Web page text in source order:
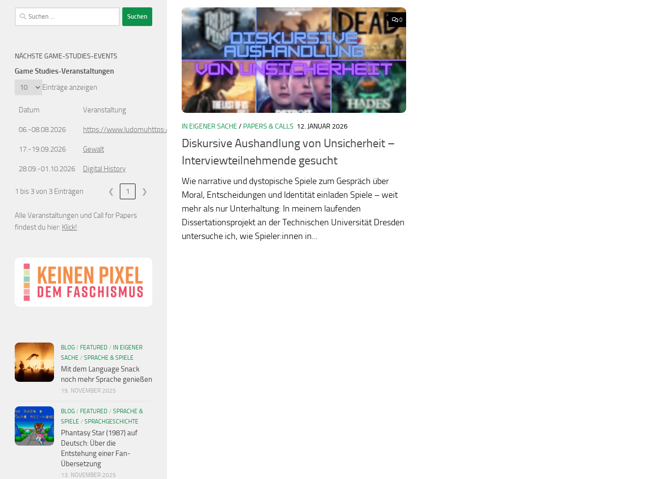
0
IN EIGENER SACHE / PAPERS & CALLS 12. JANUAR 2026
Diskursive Aushandlung von Unsicherheit –
Interviewteilnehmende gesucht
Wie narrative und dystopische Spiele zum Gespräch über
Moral, Entscheidungen und Identität einladen Spiele – weit
mehr als nur Unterhaltung: In meinem laufenden
Dissertationsprojekt an der Technischen Universität Dresden
untersuche ich, wie Spieler:innen in...
Suchen
nach:
NÄCHSTE GAME-STUDIES-EVENTS
Game Studies-Veranstaltungen
Einträge anzeigen
Datum Veranstaltung
06.-08.08.2026 https://www.ludomuhttps://www.ludomusicology.org/ludo2026/
17.-19.09.2026 Gewalt
28.09.-01.10.2026 Digital History
1 bis 3 von 3 Einträgen ❮ 1 ❯
Alle Veranstaltungen und Call for Papers
findest du hier: Klick!
BLOG / FEATURED / IN EIGENER
SACHE / SPRACHE & SPIELE
Mit dem Language Snack
noch mehr Sprache genießen
19. NOVEMBER 2025
BLOG / FEATURED / SPRACHE &
SPIELE / SPRACHGESCHICHTE
Phantasy Star (1987) auf
Deutsch: Über die
Entstehung einer Fan-
Übersetzung
13. NOVEMBER 2025